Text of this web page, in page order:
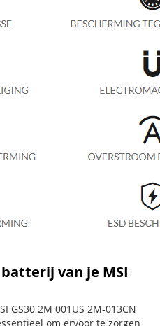
van je MSI
GS30 2M 001US 2M-013CN
om ervoor te zorgen